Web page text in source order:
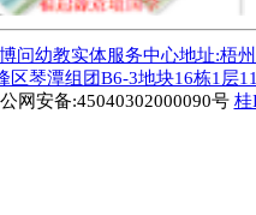
问幼教实体服务中心地址:梧
区琴潭组团B6-3地块16栋1层
网安备:45040302000090号 桂